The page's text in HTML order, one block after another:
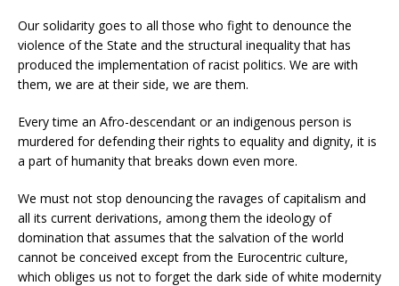
Our solidarity goes to all those who fight to denounce the
violence of the State and the structural inequality that has
produced the implementation of racist politics. We are with
them, we are at their side, we are them.
Every time an Afro-descendant or an indigenous person is
murdered for defending their rights to equality and dignity, it is
a part of humanity that breaks down even more.
We must not stop denouncing the ravages of capitalism and
all its current derivations, among them the ideology of
domination that assumes that the salvation of the world
cannot be conceived except from the Eurocentric culture,
which obliges us not to forget the dark side of white modernity